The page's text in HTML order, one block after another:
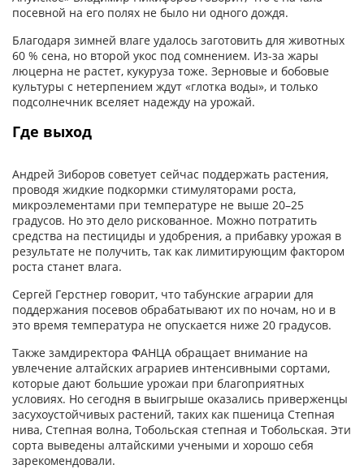
посевной на его полях не было ни одного дождя.
Благодаря зимней влаге удалось заготовить для животных
60 % сена, но второй укос под сомнением. Из-за жары
люцерна не растет, кукуруза тоже. Зерновые и бобовые
культуры с нетерпением ждут «глотка воды», и только
подсолнечник вселяет надежду на урожай.
Где выход
Андрей Зиборов советует сейчас поддержать растения,
проводя жидкие подкормки стимуляторами роста,
микроэлементами при температуре не выше 20–25
градусов. Но это дело рискованное. Можно потратить
средства на пестициды и удобрения, а прибавку урожая в
результате не получить, так как лимитирующим фактором
роста станет влага.
Сергей Герстнер говорит, что табунские аграрии для
поддержания посевов обрабатывают их по ночам, но и в
это время температура не опускается ниже 20 градусов.
Также замдиректора ФАНЦА обращает внимание на
увлечение алтайских аграриев интенсивными сортами,
которые дают большие урожаи при благоприятных
условиях. Но сегодня в выигрыше оказались приверженцы
засухоустойчивых растений, таких как пшеница Степная
нива, Степная волна, Тобольская степная и Тобольская. Эти
сорта выведены алтайскими учеными и хорошо себя
зарекомендовали.